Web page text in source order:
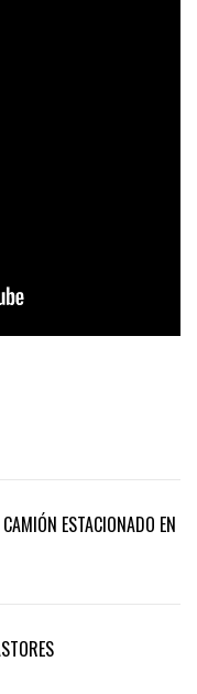
ESTACIONADO EN